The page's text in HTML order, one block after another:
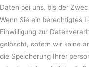
Daten bei uns, bis der
Wenn Sie ein berechtigtes
Einwilligung zur
gelöscht, sofern wir keine
die Speicherung Ihrer